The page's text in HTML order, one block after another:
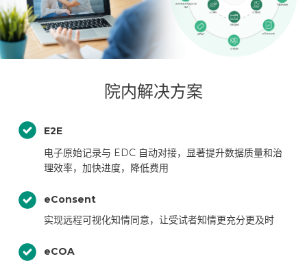
院内解决方案
E2E
电子原始记录与 EDC 自动对接，显著提升数据质量和治
理效率，加快进度，降低费用
eConsent
实现远程可视化知情同意，让受试者知情更充分更及时
eCOA